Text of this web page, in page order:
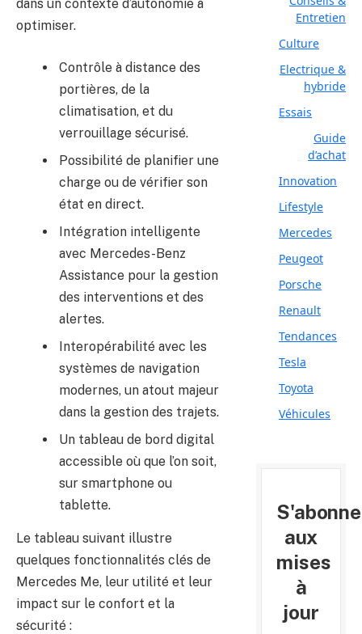
dans un contexte d’autonomie à
optimiser.
Contrôle à distance des
portières, de la
climatisation, et du
verrouillage sécurisé.
Possibilité de planifier une
charge ou de vérifier son
état en direct.
Intégration intelligente
avec Mercedes-Benz
Assistance pour la gestion
des interventions et des
alertes.
Interopérabilité avec les
systèmes de navigation
modernes, un atout majeur
dans la gestion des trajets.
Un tableau de bord digital
accessible où que l’on soit,
sur smartphone ou
tablette.
Le tableau suivant illustre
quelques fonctionnalités clés de
Mercedes Me, leur utilité et leur
impact sur le confort et la
sécurité :
Entretien
Culture
Electrique &
hybride
Essais
Guide
d’achat
Innovation
Lifestyle
Mercedes
Peugeot
Porsche
Renault
Tendances
Tesla
Toyota
Véhicules
aux
mises
à
jour